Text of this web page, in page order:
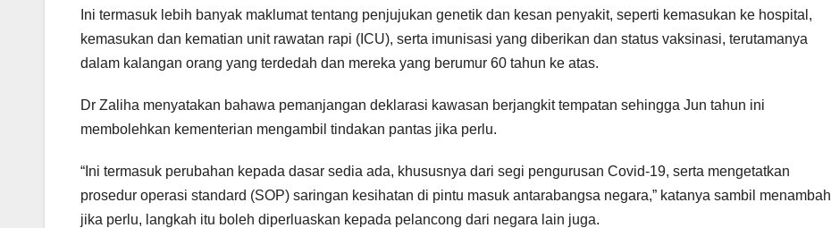
Ini termasuk lebih banyak maklumat tentang penjujukan genetik dan kesan penyakit, seperti kemasukan ke hospital,
kemasukan dan kematian unit rawatan rapi (ICU), serta imunisasi yang diberikan dan status vaksinasi, terutamanya
dalam kalangan orang yang terdedah dan mereka yang berumur 60 tahun ke atas.
Dr Zaliha menyatakan bahawa pemanjangan deklarasi kawasan berjangkit tempatan sehingga Jun tahun ini
membolehkan kementerian mengambil tindakan pantas jika perlu.
“Ini termasuk perubahan kepada dasar sedia ada, khususnya dari segi pengurusan Covid-19, serta mengetatkan
prosedur operasi standard (SOP) saringan kesihatan di pintu masuk antarabangsa negara,” katanya sambil menambah
jika perlu, langkah itu boleh diperluaskan kepada pelancong dari negara lain juga.